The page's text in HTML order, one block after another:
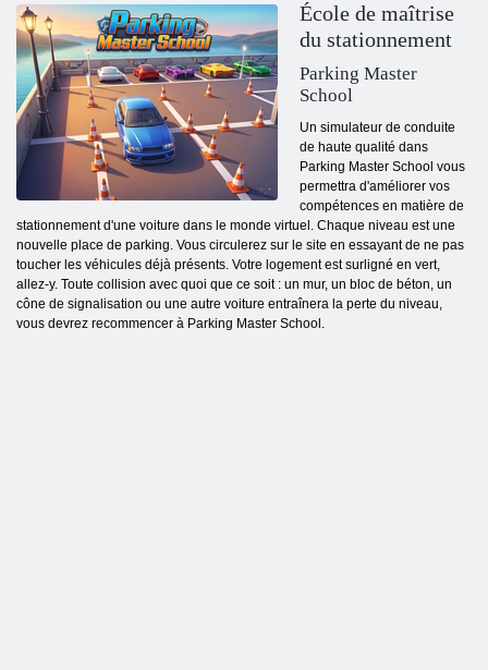
École de maîtrise
du stationnement
Parking Master
School
Un simulateur de conduite
de haute qualité dans
Parking Master School vous
permettra d'améliorer vos
compétences en matière de
stationnement d'une voiture dans le monde virtuel. Chaque niveau est une
nouvelle place de parking. Vous circulerez sur le site en essayant de ne pas
toucher les véhicules déjà présents. Votre logement est surligné en vert,
allez-y. Toute collision avec quoi que ce soit : un mur, un bloc de béton, un
cône de signalisation ou une autre voiture entraînera la perte du niveau,
vous devrez recommencer à Parking Master School.